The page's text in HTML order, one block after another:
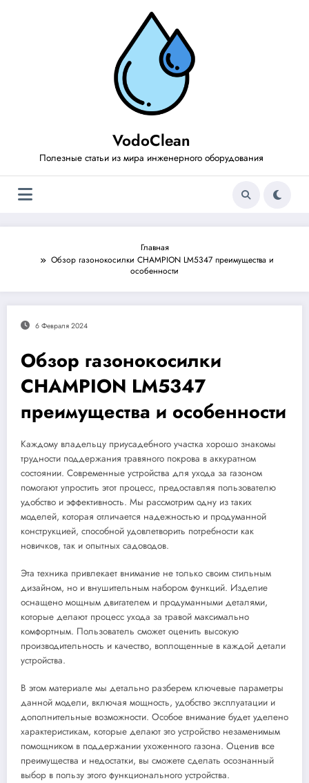
VodoClean
Полезные статьи из мира инженерного оборудования
Главная
Обзор газонокосилки CHAMPION LM5347 преимущества и
особенности
6 Февраля 2024
Обзор газонокосилки
CHAMPION LM5347
преимущества и особенности
Каждому владельцу приусадебного участка хорошо знакомы
трудности поддержания травяного покрова в аккуратном
состоянии. Современные устройства для ухода за газоном
помогают упростить этот процесс, предоставляя пользователю
удобство и эффективность. Мы рассмотрим одну из таких
моделей, которая отличается надежностью и продуманной
конструкцией, способной удовлетворить потребности как
новичков, так и опытных садоводов.
Эта техника привлекает внимание не только своим стильным
дизайном, но и внушительным набором функций. Изделие
оснащено мощным двигателем и продуманными деталями,
которые делают процесс ухода за травой максимально
комфортным. Пользователь сможет оценить высокую
производительность и качество, воплощенные в каждой детали
устройства.
В этом материале мы детально разберем ключевые параметры
данной модели, включая мощность, удобство эксплуатации и
дополнительные возможности. Особое внимание будет уделено
характеристикам, которые делают это устройство незаменимым
помощником в поддержании ухоженного газона. Оценив все
преимущества и недостатки, вы сможете сделать осознанный
выбор в пользу этого функционального устройства.